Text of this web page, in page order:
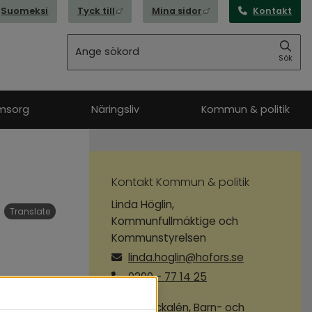
Suomeksi Tyck till Länk till annan webbplats, öppnas i
Mina sidor Länk till annan
Kontakt
Sök
Näringsliv Kommun & politik
Translate
Kontakt Kommun & politik
Linda Höglin,
Kommunfullmäktige och
Kommunstyrelsen
linda.hoglin@hofors.se
0290 - 77 14 25
Lotta Packalén, Barn- och